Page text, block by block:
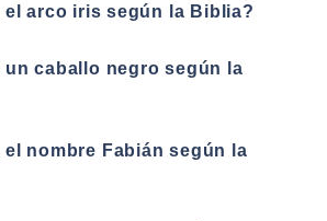
el arco iris según la Biblia?
caballo negro según la
nombre Fabián según la